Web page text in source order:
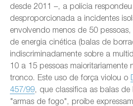
desde 2011 –, a polícia
desproporcionada a incidentes
envolvendo menos de 50
de energia cinética (balas de
indiscriminadamente sobre a
10 a 15 pessoas maioritariamente
tronco. Este uso de força violou o
457/99 , que classifica as balas
"armas de fogo", proíbe